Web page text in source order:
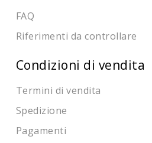
FAQ
Riferimenti da controllare
Condizioni di vendita
Termini di vendita
Spedizione
Pagamenti